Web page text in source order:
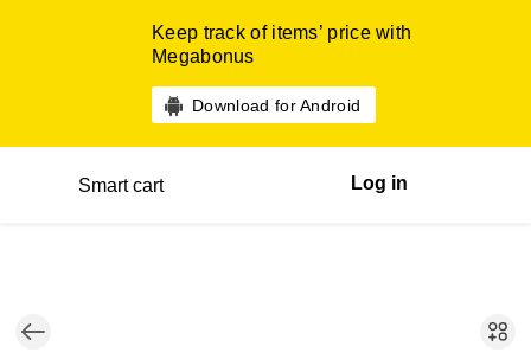
Keep track of items’ price with
Megabonus
Download for Android
Smart cart Log in